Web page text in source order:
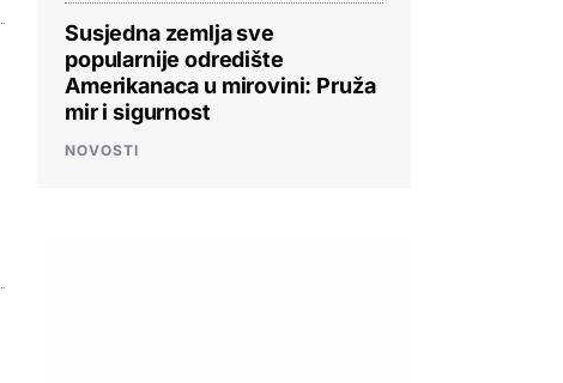
Susjedna zemlja sve
popularnije odredište
Amerikanaca u mirovini: Pruža
mir i sigurnost
NOVOSTI